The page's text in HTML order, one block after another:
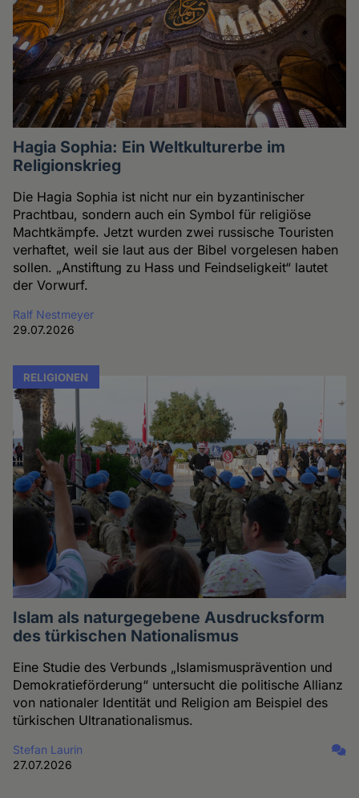
Hagia Sophia: Ein Weltkulturerbe im
Religionskrieg
Die Hagia Sophia ist nicht nur ein byzantinischer
Prachtbau, sondern auch ein Symbol für religiöse
Machtkämpfe. Jetzt wurden zwei russische Touristen
verhaftet, weil sie laut aus der Bibel vorgelesen haben
sollen. „Anstiftung zu Hass und Feindseligkeit“ lautet
der Vorwurf.
Ralf Nestmeyer
29.07.2026
RELIGIONEN
Islam als naturgegebene Ausdrucksform
des türkischen Nationalismus
Eine Studie des Verbunds „Islamismusprävention und
Demokratieförderung“ untersucht die politische Allianz
von nationaler Identität und Religion am Beispiel des
türkischen Ultranationalismus.
Stefan Laurin
27.07.2026